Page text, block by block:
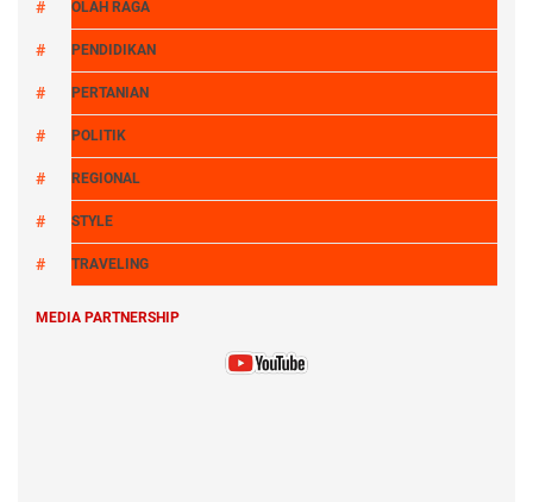
OLAH RAGA
PENDIDIKAN
PERTANIAN
POLITIK
REGIONAL
STYLE
TRAVELING
MEDIA PARTNERSHIP